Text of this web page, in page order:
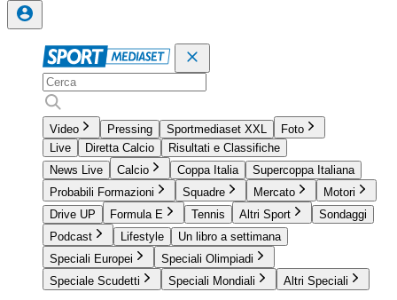
Video Pressing Sportmediaset XXL
Foto
Live
Diretta Calcio
Risultati e Classifiche
News Live
Calcio Coppa Italia
Supercoppa Italiana
Probabili Formazioni
Squadre Mercato
Motori
Drive UP
Formula E Tennis Altri Sport
Sondaggi
Podcast
Lifestyle
Un libro a settimana
Speciali Europei
Speciali Olimpiadi
Speciale Scudetti
Speciali Mondiali Altri Speciali